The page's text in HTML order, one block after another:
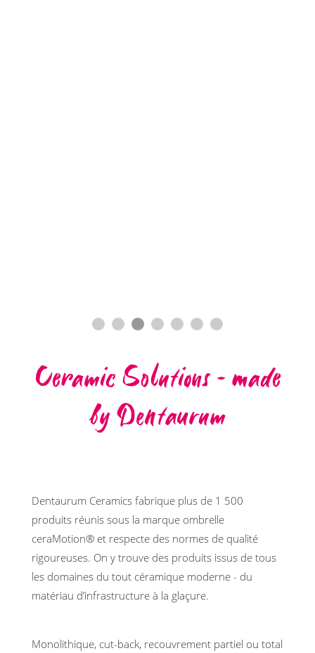
Ceramic Solutions – made
by Dentaurum
Dentaurum Ceramics fabrique plus de 1 500
produits réunis sous la marque ombrelle
ceraMotion® et respecte des normes de qualité
rigoureuses. On y trouve des produits issus de tous
les domaines du tout céramique moderne - du
matériau d’infrastructure à la glaçure.
Monolithique, cut-back, recouvrement partiel ou total